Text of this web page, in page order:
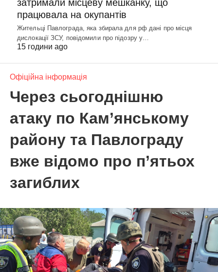
затримали місцеву мешканку, що
працювала на окупантів
Жительці Павлограда, яка збирала для рф дані про місця
дислокації ЗСУ, повідомили про підозру у…
15 години ago